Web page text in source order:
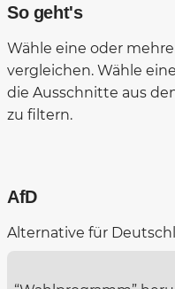
So geht's
Wähle eine oder
vergleichen. Wähle
die Ausschnitte aus
zu filtern.
AfD
Alternative für